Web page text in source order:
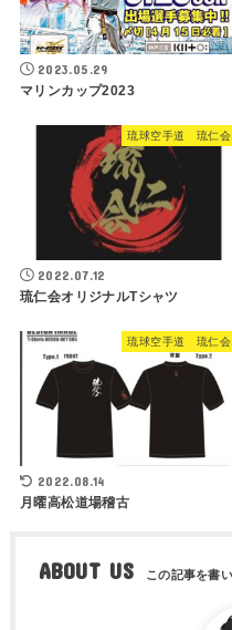
2023.05.29
マリンカップ2023
琉球空手道 琉仁会
2022.07.12
琉仁会オリジナルTシャツ
琉球空手道 琉仁会
2022.08.14
月曜高松道場稽古
ABOUT US